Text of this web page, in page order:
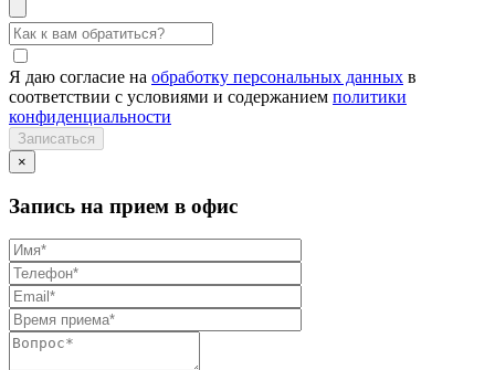
Я даю согласие на обработку персональных данных в
соответствии с условиями и содержанием политики
конфиденциальности
×
Запись на прием в офис